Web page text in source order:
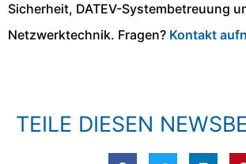
Sicherheit, DATEV-Systembetreuung
Netzwerktechnik. Fragen? Kontakt
TEILE DIESEN